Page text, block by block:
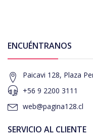
ENCUÉNTRANOS
Paicavi 128, Plaza
+56 9 2200 3111
web@pagina128.cl
SERVICIO AL CLIENTE